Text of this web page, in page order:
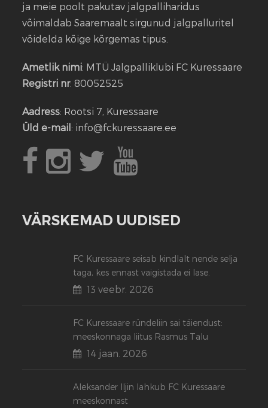
ja meie poolt pakutav jalgpalliharidus
võimaldab Saaremaalt sirgunud jalgpalluritel
võidelda kõige kõrgemas tipus.
Ametlik nimi: MTÜ Jalgpalliklubi FC Kuressaare
Registri nr: 80052525
Aadress: Rootsi 7, Kuressaare
Üld e-mail: info@fckuressaare.ee
VÄRSKEMAD UUDISED
FC Kuressaare seisab kindlalt nende selja
taga, kes ennast vaigistada ei lase.
13 veebr. 2026
FC Kuressaare ründeliin sai täiendust:
meeskonnaga liitus Rasmus Talu
14 jaan. 2026
Aleksander Iljin lahkub FC Kuressaare
meeskonnast